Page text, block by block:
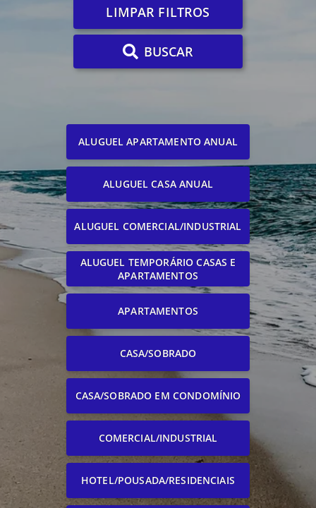
LIMPAR FILTROS
BUSCAR
ALUGUEL APARTAMENTO ANUAL
ALUGUEL CASA ANUAL
ALUGUEL COMERCIAL/INDUSTRIAL
ALUGUEL TEMPORÁRIO CASAS E
APARTAMENTOS
APARTAMENTOS
CASA/SOBRADO
CASA/SOBRADO EM CONDOMÍNIO
COMERCIAL/INDUSTRIAL
HOTEL/POUSADA/RESIDENCIAIS